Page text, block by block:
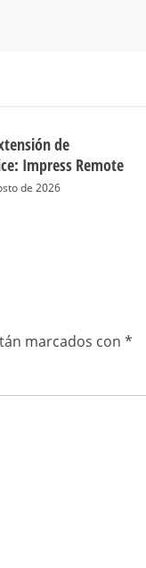
de
Impress Remote
de 2026
marcados con *